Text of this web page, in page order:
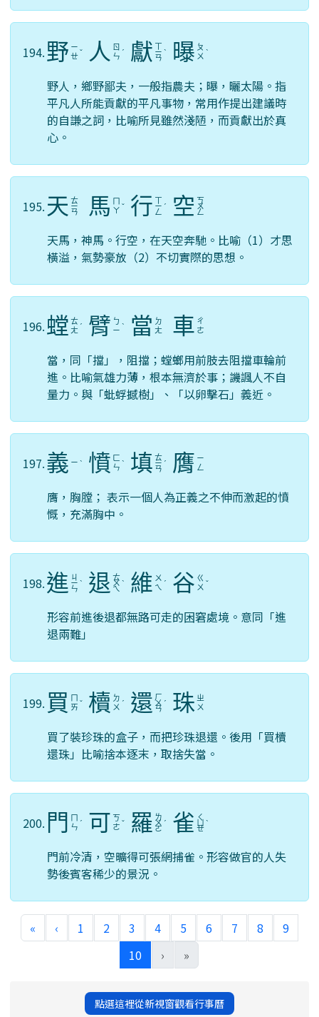
194. 野 ㄧ
ㄝˇ 人 ㄖ
ㄣ ˊ 獻 ㄒ
ㄧ
ㄢ
ˋ 曝 ㄆ
ㄨ ˋ
野人，鄉野鄙夫，一般指農夫；曝，曬太陽。指
平凡人所能貢獻的平凡事物，常用作提出建議時
的自謙之詞，比喻所見雖然淺陋，而貢獻出於真
心。
195. 天 ㄊ
ㄧ
ㄢ 馬 ㄇ
ㄚ ˇ 行 ㄒ
ㄧ
ㄥ
ˊ 空 ㄎ
ㄨ
ㄥ
天馬，神馬。行空，在天空奔馳。比喻（1）才思
橫溢，氣勢豪放（2）不切實際的思想。
196.螳 ㄊ
ㄤ ˊ 臂 ㄅ
ㄧ ˋ 當 ㄉ
ㄤ
車 ㄔ
ㄜ
當，同「擋」，阻擋；螳螂用前肢去阻擋車輪前
進。比喻氣雄力薄，根本無濟於事；譏諷人不自
量力。與「蚍蜉撼樹」、「以卵擊石」義近。
197.義 ㄧ ˋ 憤 ㄈ
ㄣ ˋ 填 ㄊ
ㄧ
ㄢ
ˊ 膺 ㄧ
ㄥ
膺，胸膛； 表示一個人為正義之不伸而激起的憤
慨，充滿胸中。
198.進 ㄐ
ㄧ
ㄣ
ˋ 退 ㄊ
ㄨ
ㄟ
ˋ 維 ㄨ
ㄟ ˊ 谷 ㄍ
ㄨ ˇ
形容前進後退都無路可走的困窘處境。意同「進
退兩難」
199. 買 ㄇ
ㄞ ˇ 櫝 ㄉ
ㄨ ˊ 還 ㄏ
ㄨ
ㄢ
ˊ 珠 ㄓ
ㄨ
買了裝珍珠的盒子，而把珍珠退還。後用「買櫝
還珠」比喻捨本逐末，取捨失當。
200. 門
ㄇ
ㄣ ˊ 可 ㄎ
ㄜ ˇ 羅 ㄌ
ㄨ
ㄛ
ˊ 雀 ㄑ
ㄩ
ㄝ
ˋ
門前冷清，空曠得可張網捕雀。形容做官的人失
勢後賓客稀少的景況。
« ‹ 1 2 3 4 5 6 7 8
9
10(current)
› »
點選這裡從新視窗觀看行事曆